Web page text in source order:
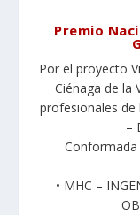
Premio
Por el proyecto
Ciénaga de la
profesionales de
–
• MHC –